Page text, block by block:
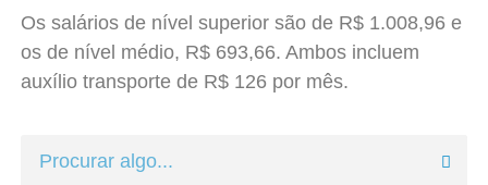
Os salários de nível superior são de R$ 1.008,96 e
os de nível médio, R$ 693,66. Ambos incluem
auxílio transporte de R$ 126 por mês.